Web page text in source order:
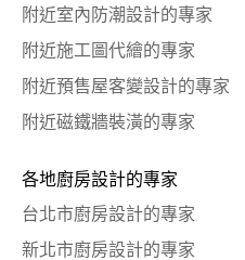
附近室內防潮設計的專家
附近施工圖代繪的專家
附近預售屋客變設計的專家
附近磁鐵牆裝潢的專家
各地廚房設計的專家
台北市廚房設計的專家
新北市廚房設計的專家